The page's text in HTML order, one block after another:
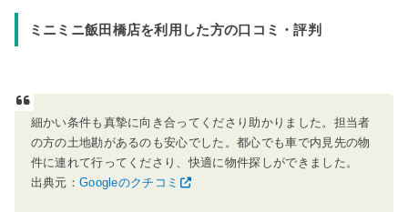
ミニミニ飯田橋店を利用した方の口コミ・評判
細かい条件も真摯に向き合ってくださり助かりました。担当者
の方の土地勘があるのも安心でした。都心でも車で内見先の物
件に連れて行ってくださり、快適に物件探しができました。
出典元： Googleのクチコミ